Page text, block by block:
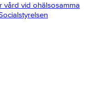
vård vid ohälsosamma